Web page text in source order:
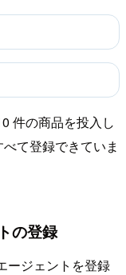
件の商品を投入し
て登録できていま
の登録
ージェントを登録